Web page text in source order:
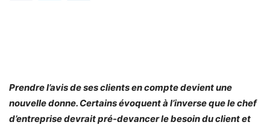
Prendre l’avis de ses clients en compte devient une
nouvelle donne. Certains évoquent à l’inverse que le chef
d’entreprise devrait pré-devancer le besoin du client et